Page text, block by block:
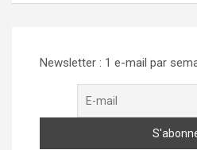
Newsletter : 1 e-mail par